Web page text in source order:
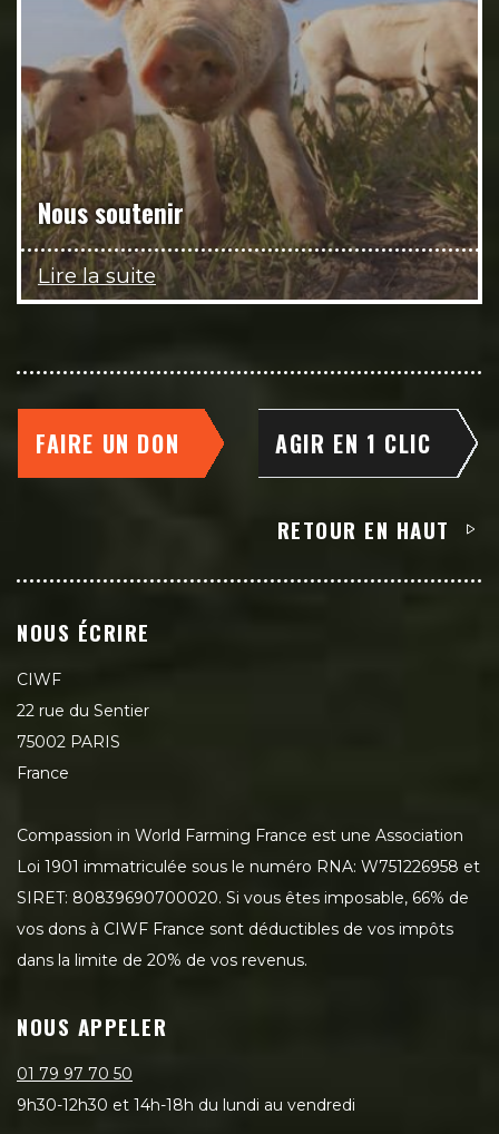
Nous soutenir
Lire la suite
FAIRE UN DON AGIR EN 1 CLIC
RETOUR EN HAUT
NOUS ÉCRIRE
CIWF
22 rue du Sentier
75002 PARIS
France
Compassion in World Farming France est une Association
Loi 1901 immatriculée sous le numéro RNA: W751226958 et
SIRET: 80839690700020. Si vous êtes imposable, 66% de
vos dons à CIWF France sont déductibles de vos impôts
dans la limite de 20% de vos revenus.
NOUS APPELER
01 79 97 70 50
9h30-12h30 et 14h-18h du lundi au vendredi